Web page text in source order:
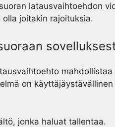
latausvaihtoehdon
joitakin rajoituksia.
on
jonka haluat tallentaa.